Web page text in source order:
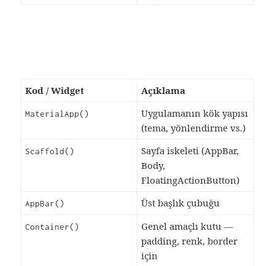
Kod / Widget Açıklama
MaterialApp()
Uygulamanın kök yapısı
(tema, yönlendirme vs.)
Scaffold()
Sayfa iskeleti (AppBar,
Body,
FloatingActionButton)
AppBar() Üst başlık çubuğu
Container()
Genel amaçlı kutu —
padding, renk, border
için